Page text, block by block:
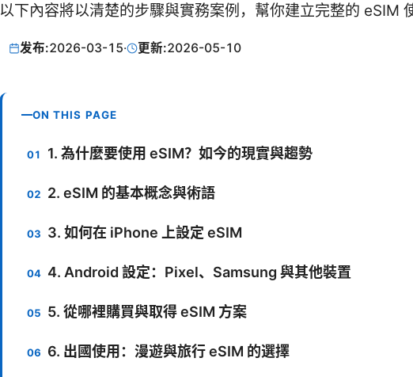
以下內容將以清楚的步驟與實務案例，幫你建立完整的 eSIM
发布:2026-03-15· 更新:2026-05-10
ON THIS PAGE
1. 為什麼要使用 eSIM？如今的現實與趨勢
2. eSIM 的基本概念與術語
3. 如何在 iPhone 上設定 eSIM
4. Android 設定：Pixel、Samsung 與其他裝置
5. 從哪裡購買與取得 eSIM 方案
6. 出國使用：漫遊與旅行 eSIM 的選擇